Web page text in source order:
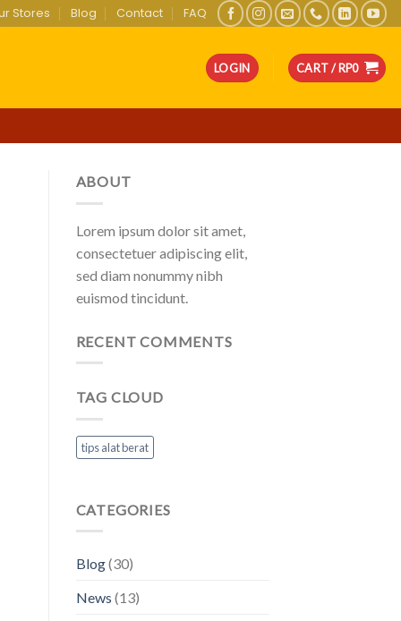
Stores Blog Contact FAQ
LOGIN CART /RP0
ABOUT
Lorem ipsum dolor sit amet,
consectetuer adipiscing elit,
sed diam nonummy nibh
euismod tincidunt.
RECENT COMMENTS
TAG CLOUD
tips alat berat
CATEGORIES
Blog(30)
News (13)